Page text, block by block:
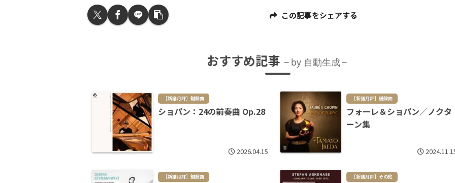
この記事をシェアする
おすすめ記事 by 自動生成
［新譜月評］鍵盤曲
ショパン：24の前奏曲 Op.28
2026.04.15
［新譜月評］鍵盤曲
フォーレ＆ショパン／ノクタ
ーン集
［新譜月評］鍵盤曲 ［新譜月評］その他